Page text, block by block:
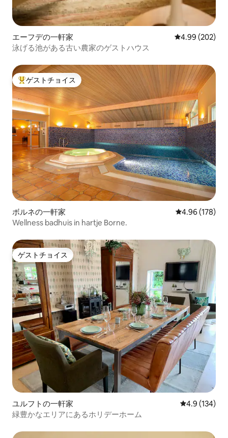
エーフデの一軒家 レビュー202
4.99 (202)
泳げる池がある古い農家のゲストハウス
大好評のゲストチョイスです。
ゲストチョイス
ボルネの一軒家 レビュー178
4.96 (178)
Wellness badhuis in hartje Borne.
ゲストチョイス
ゲストチョイス
ユルフトの一軒家 レビュー134
4.9 (134)
緑豊かなエリアにあるホリデーホーム